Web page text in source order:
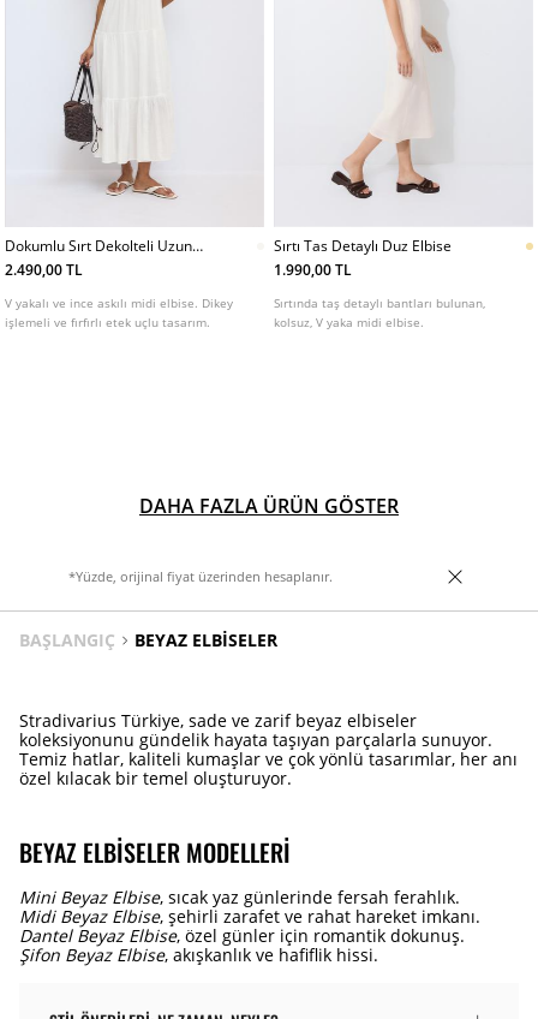
Dokumlu Sırt Dekolteli Uzun
Elbise
2.490,00 TL
V yakalı ve ince askılı midi elbise. Dikey
işlemeli ve fırfırlı etek uçlu tasarım.
Sırtı Tas Detaylı Duz Elbise
1.990,00 TL
Sırtında taş detaylı bantları bulunan,
kolsuz, V yaka midi elbise.
DAHA FAZLA ÜRÜN GÖSTER
*Yüzde, orijinal fiyat üzerinden hesaplanır.
BAŞLANGIÇ BEYAZ ELBISELER
Stradivarius Türkiye, sade ve zarif beyaz elbiseler
koleksiyonunu gündelik hayata taşıyan parçalarla sunuyor.
Temiz hatlar, kaliteli kumaşlar ve çok yönlü tasarımlar, her anı
özel kılacak bir temel oluşturuyor.
BEYAZ ELBISELER MODELLERI
Mini Beyaz Elbise, sıcak yaz günlerinde fersah ferahlık.
Midi Beyaz Elbise, şehirli zarafet ve rahat hareket imkanı.
Dantel Beyaz Elbise, özel günler için romantik dokunuş.
Şifon Beyaz Elbise, akışkanlık ve hafiflik hissi.